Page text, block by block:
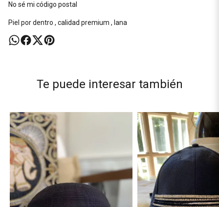
No sé mi código postal
Piel por dentro , calidad premium , lana
Te puede interesar también